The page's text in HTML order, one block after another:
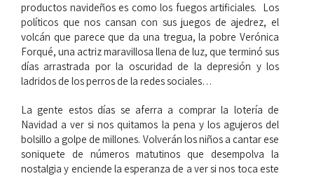
productos navideños es como los fuegos artificiales. Los
políticos que nos cansan con sus juegos de ajedrez, el
volcán que parece que da una tregua, la pobre Verónica
Forqué, una actriz maravillosa llena de luz, que terminó sus
días arrastrada por la oscuridad de la depresión y los
ladridos de los perros de la redes sociales…
La gente estos días se aferra a comprar la lotería de
Navidad a ver si nos quitamos la pena y los agujeros del
bolsillo a golpe de millones. Volverán los niños a cantar ese
soniquete de números matutinos que desempolva la
nostalgia y enciende la esperanza de a ver si nos toca este